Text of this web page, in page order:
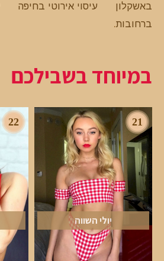
באשקלון
עיסוי אירוטי בחיפה
ברחובות.
במיוחד בשבילכם
21
יולי השווה
22